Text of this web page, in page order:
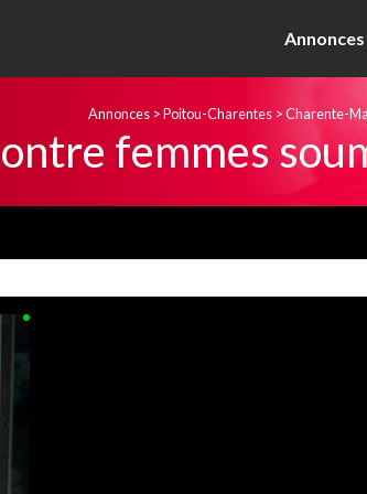
Annonces
Annonces >Poitou-Charentes >Charente-
femmes